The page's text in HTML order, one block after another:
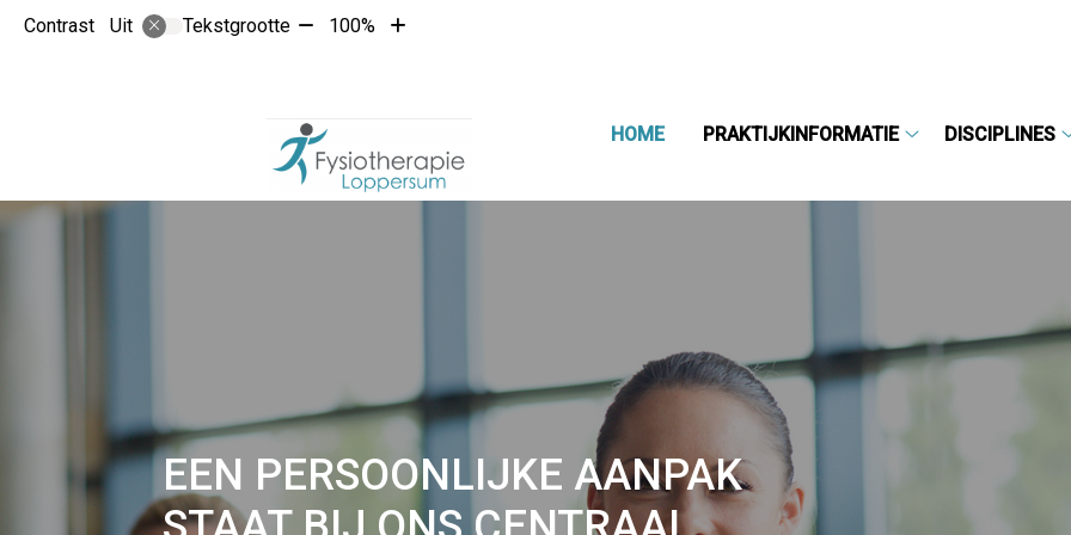
Contrast Uit Tekstgrootte Tekst100%
Tekst
HOME
PRAKTIJKINFORMATIE
DISCIPLINES
Fysiotherapie
Loppersum
EEN PERSOONLIJKE AANPAK